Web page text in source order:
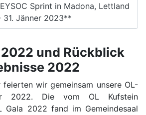
Sprint in Madona, Lettland
31. Jänner 2023**
2022 und Rückblick
2022
wir gemeinsam unsere OL-
2022. Die vom OL Kufstein
Gala 2022 fand im Gemeindesaal